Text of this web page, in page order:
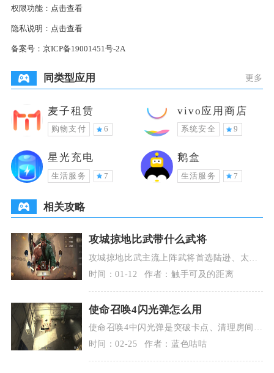
权限功能： 点击查看
隐私说明： 点击查看
备案号： 京ICP备19001451号-2A
同类型应用 更多
麦子租赁
购物支付 6
vivo应用商店
系统安全 9
星光充电
生活服务 7
鹅盒
生活服务 7
相关攻略
攻城掠地比武带什么武将
攻城掠地比武主流上阵武将首选陆逊、太史
慈、周瑜、姜维、司马懿，搭配貂蝉控场与
吕布爆发输出，
时间：01-12 作者：触手可及的距离
使命召唤4闪光弹怎么用
使命召唤4中闪光弹是突破卡点、清理房间与
逆转对枪劣势的核心战术道具，用好它的关
键在于掌握投
时间：02-25 作者：蓝色咕咕